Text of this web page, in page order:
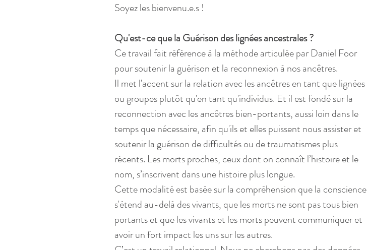
Soyez les bienvenu.e.s !
Qu'est-ce que la Guérison des lignées ancestrales ?
Ce travail fait référence à la méthode articulée par Daniel Foor
pour soutenir la guérison et la reconnexion à nos ancêtres.
Il met l'accent sur la relation avec les ancêtres en tant que lignées
ou groupes plutôt qu'en tant qu'individus. Et il est fondé sur la
reconnection avec les ancêtres bien-portants, aussi loin dans le
temps que nécessaire, afin qu'ils et elles puissent nous assister et
soutenir la guérison de difficultés ou de traumatismes plus
récents. Les morts proches, ceux dont on connaît l’histoire et le
nom, s’inscrivent dans une histoire plus longue.
Cette modalité est basée sur la compréhension que la conscience
s'étend au-delà des vivants, que les morts ne sont pas tous bien
portants et que les vivants et les morts peuvent communiquer et
avoir un fort impact les uns sur les autres.